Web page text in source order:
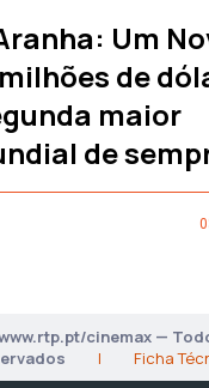
Um
milhões de
maior
de
cinemax —
| Ficha